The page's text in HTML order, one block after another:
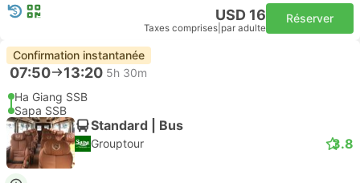
USD 16
Taxes comprises par adulte
Réserver
Confirmation instantanée
07:50 13:20 5h 30m
Ha Giang SSB
Sapa SSB
Standard | Bus
Grouptour 3.8